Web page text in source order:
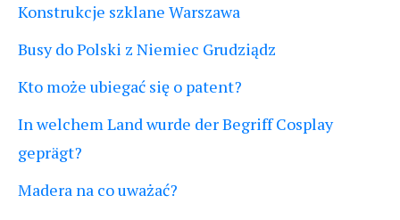
Konstrukcje szklane Warszawa
Busy do Polski z Niemiec Grudziądz
Kto może ubiegać się o patent?
In welchem Land wurde der Begriff Cosplay
geprägt?
Madera na co uważać?